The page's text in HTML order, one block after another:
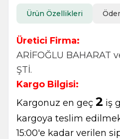
Ürün Özellikleri
Üretici Firma:
ARİFOĞLU BAHARAT
ŞTİ.
Kargo Bilgisi:
Kargonuz en geç 2 iş
kargoya teslim
15:00'e kadar verilen